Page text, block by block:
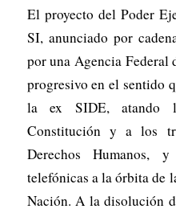
El proyecto del Poder
SI, anunciado por
por una Agencia Federal
progresivo en el sentido
la ex SIDE, atando
Constitución y a los
Derechos Humanos,
telefónicas a la órbita de
Nación. A la disolución